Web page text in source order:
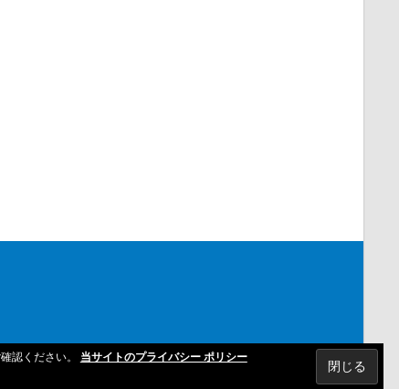
認ください。 当サイトのプライバシー ポリシー